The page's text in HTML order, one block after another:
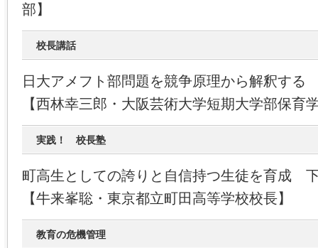
部】
校長講話
日大アメフト部問題を競争原理から解釈する
【西林幸三郎・大阪芸術大学短期大学部保育
実践！ 校長塾
町高生としての誇りと自信持つ生徒を育成
【牛来峯聡・東京都立町田高等学校校長】
教育の危機管理